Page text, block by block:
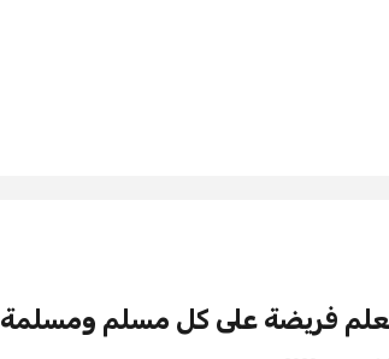
فريضة على كل مسلم ومسلمة